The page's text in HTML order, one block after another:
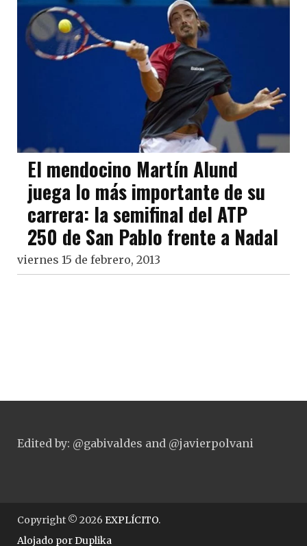
El mendocino Martín Alund
juega lo más importante de su
carrera: la semifinal del ATP
250 de San Pablo frente a Nadal
viernes 15 de febrero, 2013
Edited by: @gabivaldes and @javierpolvani
Copyright © 2026 EXPLÍCITO.
Alojado porDuplika